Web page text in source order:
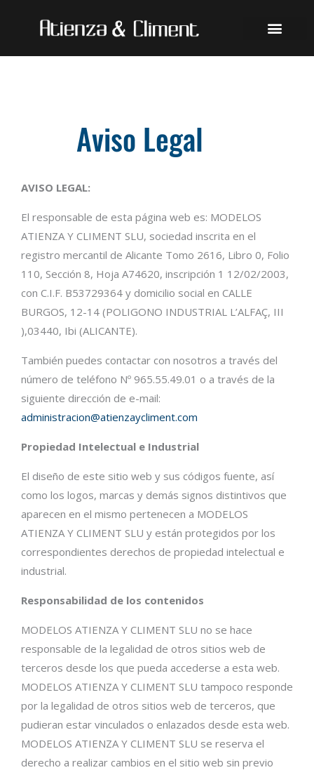
Aviso Legal
AVISO LEGAL:
El responsable de esta página web es: MODELOS
ATIENZA Y CLIMENT SLU, sociedad inscrita en el
registro mercantil de Alicante Tomo 2616, Libro 0, Folio
110, Sección 8, Hoja A74620, inscripción 1 12/02/2003,
con C.I.F. B53729364 y domicilio social en CALLE
BURGOS, 12-14 (POLIGONO INDUSTRIAL L’ALFAÇ, III
),03440, Ibi (ALICANTE).
También puedes contactar con nosotros a través del
número de teléfono Nº 965.55.49.01 o a través de la
siguiente dirección de e-mail:
administracion@atienzaycliment.com
Propiedad Intelectual e Industrial
El diseño de este sitio web y sus códigos fuente, así
como los logos, marcas y demás signos distintivos que
aparecen en el mismo pertenecen a MODELOS
ATIENZA Y CLIMENT SLU y están protegidos por los
correspondientes derechos de propiedad intelectual e
industrial.
Responsabilidad de los contenidos
MODELOS ATIENZA Y CLIMENT SLU no se hace
responsable de la legalidad de otros sitios web de
terceros desde los que pueda accederse a esta web.
MODELOS ATIENZA Y CLIMENT SLU tampoco responde
por la legalidad de otros sitios web de terceros, que
pudieran estar vinculados o enlazados desde esta web.
MODELOS ATIENZA Y CLIMENT SLU se reserva el
derecho a realizar cambios en el sitio web sin previo